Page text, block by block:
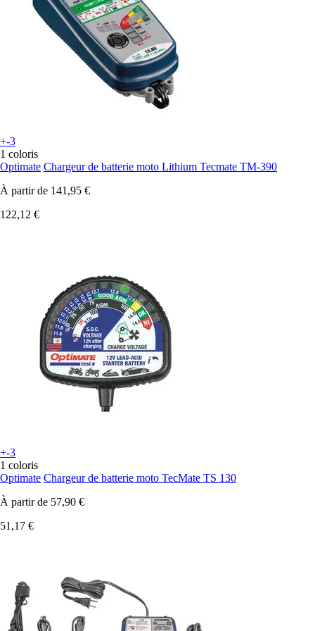
+-3
1 coloris
Optimate Chargeur de batterie moto Lithium Tecmate TM-390
À partir de 141,95 €
122,12 €
+-3
1 coloris
Optimate Chargeur de batterie moto TecMate TS 130
À partir de 57,90 €
51,17 €